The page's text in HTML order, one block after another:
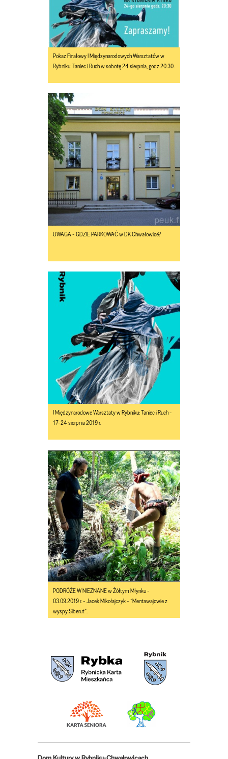
Pokaz Finałowy I Międzynarodowych Warsztatów w
Rybniku: Taniec i Ruch w sobotę 24 sierpnia, godz 20:30.
UWAGA - GDZIE PARKOWAĆ w DK Chwałowice?
I Międzynarodowe Warsztaty w Rybniku: Taniec i Ruch -
17-24 sierpnia 2019 r.
PODRÓŻE W NIEZNANE w Żółtym Młynku -
03.09.2019 r. - Jacek Mikołajczyk - “Mentawajowie z
wyspy Siberut”.